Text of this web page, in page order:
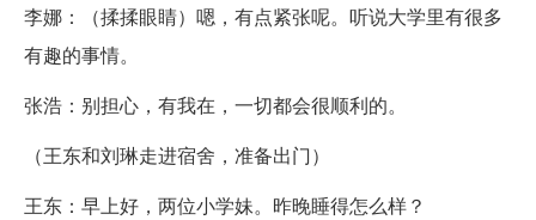
李娜：（揉揉眼睛）嗯，有点紧张呢。听说大学里有很多
有趣的事情。
张浩：别担心，有我在，一切都会很顺利的。
（王东和刘琳走进宿舍，准备出门）
王东：早上好，两位小学妹。昨晚睡得怎么样？